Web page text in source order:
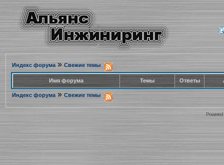
Индекс форума» Свежие темы
Имя форума Темы Ответы
Индекс форума » Свежие темы